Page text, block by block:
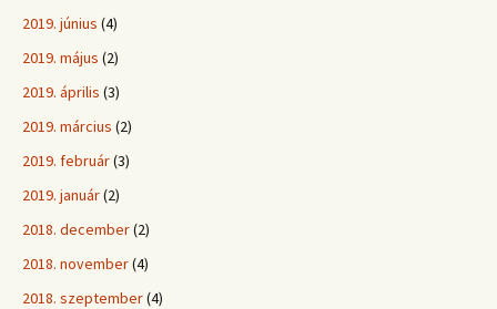
2019. június (4)
2019. május (2)
2019. április (3)
2019. március (2)
2019. február(3)
2019. január(2)
2018. december(2)
2018. november(4)
2018. szeptember(4)